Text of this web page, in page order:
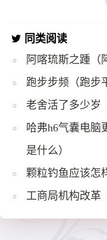
同类阅读
阿喀琉斯之踵（
跑步步频（跑步
老舍活了多少岁
哈弗h6气囊电脑
是什么）
颗粒钓鱼应该怎
工商局机构改革